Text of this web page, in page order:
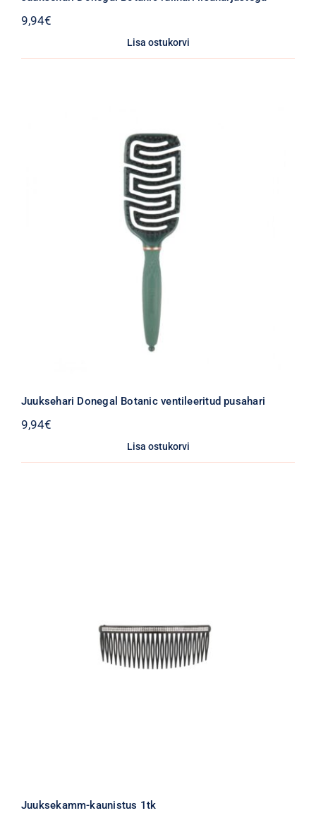
9,94€
Lisa ostukorvi
Juuksehari Donegal Botanic ventileeritud pusahari
9,94€
Lisa ostukorvi
Juuksekamm-kaunistus 1tk